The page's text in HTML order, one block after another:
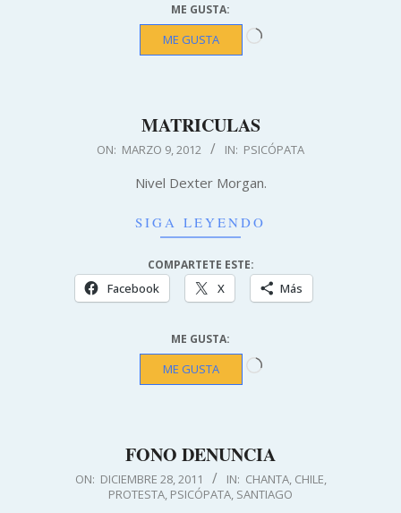
ME GUSTA:
ME GUSTA Cargando...
MATRICULAS
ON: MARZO 9, 2012 IN: PSICÓPATA
Nivel Dexter Morgan.
SIGA LEYENDO
COMPARTETE ESTE:
Facebook X Más
ME GUSTA:
ME GUSTA Cargando...
FONO DENUNCIA
2011-
ON: DICIEMBRE 28, 2011 IN: CHANTA, CHILE,
PROTESTA, PSICÓPATA, SANTIAGO